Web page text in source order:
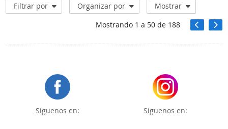
Filtrar por Organizar por
Mostrar
Mostrando 1 a 50de 188
Síguenos en: Síguenos en: